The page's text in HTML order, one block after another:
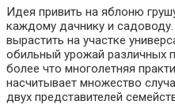
Идея привить на яблоню
каждому дачнику и
вырастить на участке
обильный урожай различных
более что многолетняя
насчитывает множество
двух представителей